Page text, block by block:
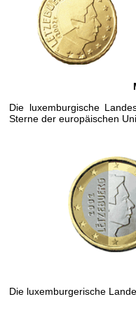
Die luxemburgische
Sterne der europäischen
Die luxemburgerische